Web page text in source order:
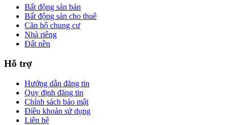
Bất động sản bán
Bất động sản cho thuê
Căn hộ chung cư
Nhà riêng
Đất nền
Hỗ trợ
Hướng dẫn đăng tin
Quy định đăng tin
Chính sách bảo mật
Điều khoản sử dụng
Liên hệ